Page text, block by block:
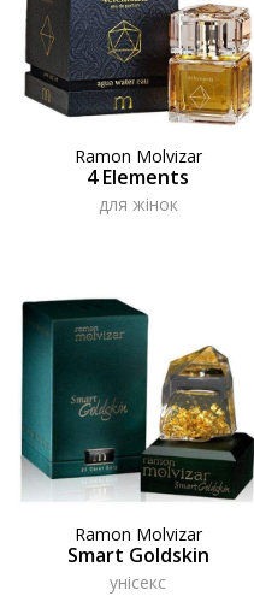
Ramon Molvizar
4 Elements
для жінок
Ramon Molvizar
Smart Goldskin
унісекс